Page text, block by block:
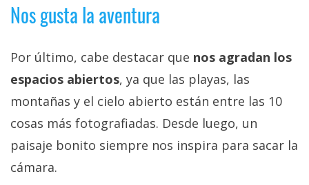
Nos gusta la aventura
Por último, cabe destacar que nos agradan los
espacios abiertos, ya que las playas, las
montañas y el cielo abierto están entre las 10
cosas más fotografiadas. Desde luego, un
paisaje bonito siempre nos inspira para sacar la
cámara.